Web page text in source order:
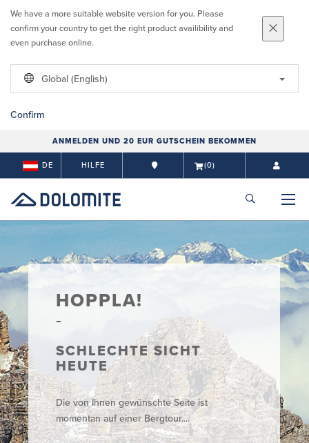
We have a more suitable website version for you. Please
confirm your country to get the right product availibility and
even purchase online.
Global (English)
Confirm
ANMELDEN UND 20 EUR GUTSCHEIN BEKOMMEN
DE HILFE (0)
HOPPLA!
SCHLECHTE SICHT
HEUTE
Die von Ihnen gewünschte Seite ist
momentan auf einer Bergtour....